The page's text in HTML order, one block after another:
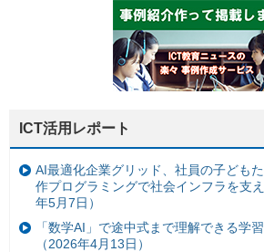
ICT活用レポート
AI最適化企業グリッド、社員の子ども
作プログラミングで社会インフラを支
年5月7日）
「数学AI」で途中式まで理解できる学
（2026年4月13日）